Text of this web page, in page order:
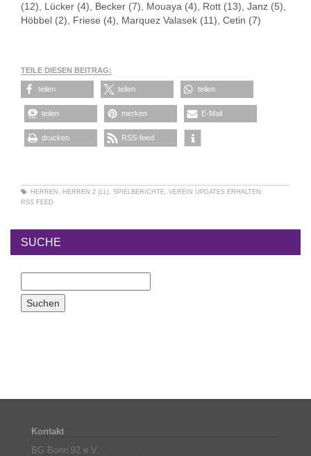
(12), Lücker (4), Becker (7), Mouaya (4), Rott (13), Janz (5),
Höbbel (2), Friese (4), Marquez Valasek (11), Cetin (7)
TEILE DIESEN BEITRAG:
teilen teilen teilen
teilen merken E-Mail
drucken RSS-feed
HERREN , HERREN 2 (LL), SPIELBERICHTE, VEREIN UPDATES ERHALTEN:
RSS FEED
SUCHE
Kontakt
BG Bonn 92 e.V.